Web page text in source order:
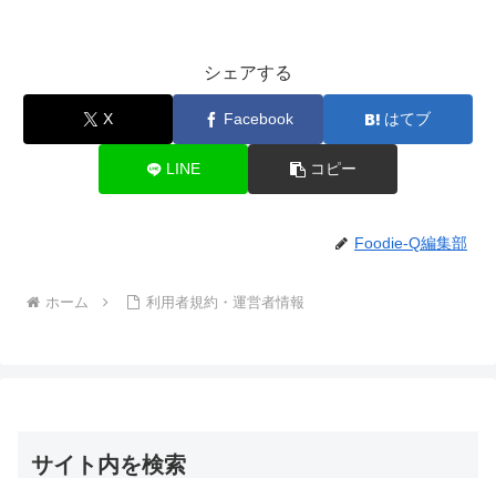
シェアする
X Facebook はてブ
LINE コピー
Foodie-Q編集部
ホーム 利用者規約・運営者情報
サイト内を検索